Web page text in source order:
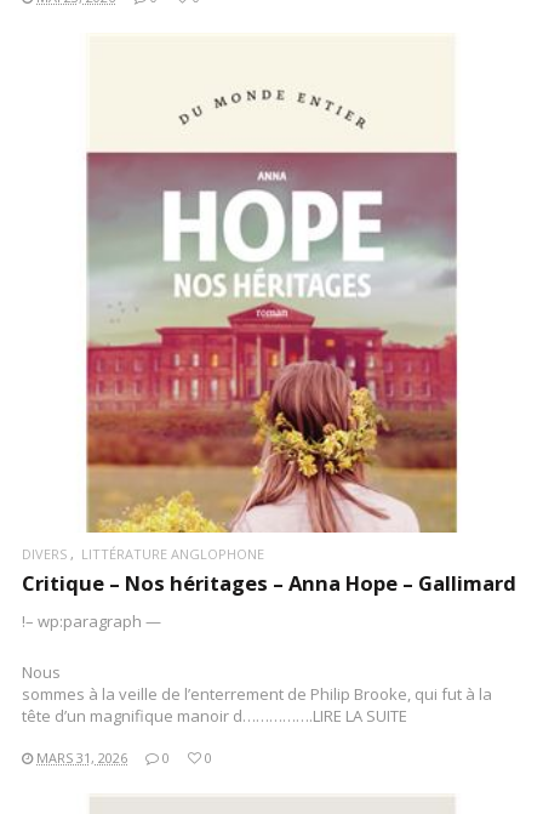
LIRE LA SUITE
DIVERS LITTÉRATURE ANGLOPHONE
Critique – Nos héritages – Anna Hope – Gallimard
!– wp:paragraph —
Nous
sommes à la veille de l’enterrement de Philip Brooke, qui fut à la
tête d’un magnifique manoir d…………….LIRE LA SUITE
MARS 31, 2026 0 0